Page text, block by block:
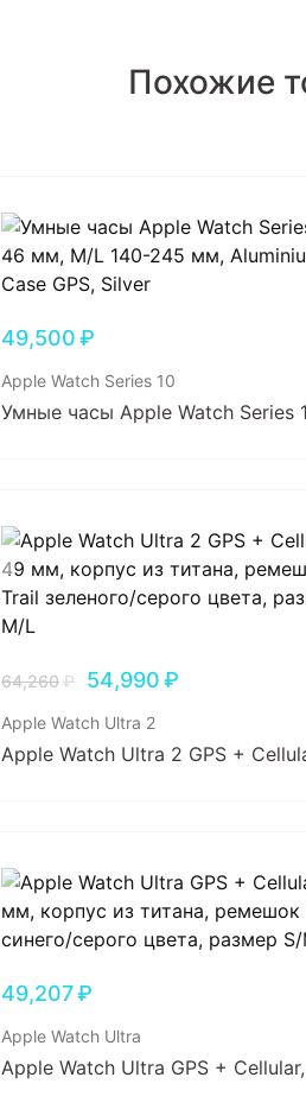
Похожие
49,500₽
Apple Watch Series 10
Умные часы Apple Watch Series
64,260₽ 54,990₽
Apple Watch Ultra 2
Apple Watch Ultra 2 GPS +
49,207₽
Apple Watch Ultra
Apple Watch Ultra GPS +